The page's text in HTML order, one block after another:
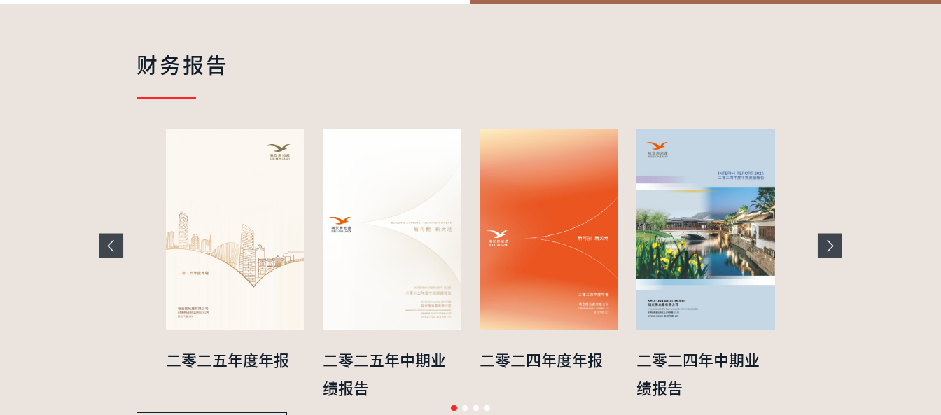
财务报告
二零二五年度年报
二零二五年中期业
绩报告
二零二四年度年报
二零二四年中期业
绩报告